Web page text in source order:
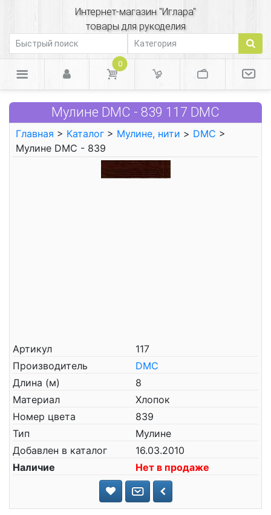
Интернет-магазин "Иглара"
товары для рукоделия
0
Мулине DMC - 839 117 DMC
Главная > Каталог > Мулине, нити > DMC >
Мулине DMC - 839
Артикул
117
Производитель
DMC
Длина (м)
8
Материал
Хлопок
Номер цвета
839
Тип
Мулине
Добавлен в каталог
16.03.2010
Наличие
Нет в продаже